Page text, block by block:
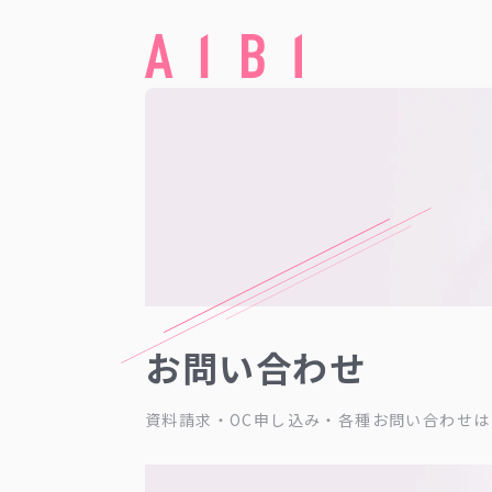
お問い合わせ
資料請求・OC申し込み・各種お問い合わせ